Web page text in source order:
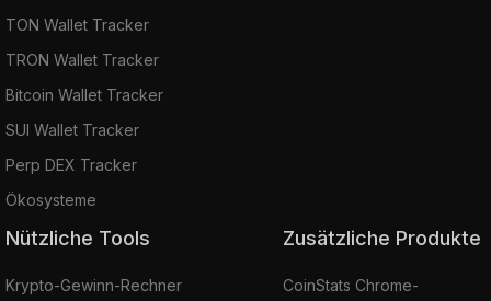
TON Wallet Tracker
TRON Wallet Tracker
Bitcoin Wallet Tracker
SUI Wallet Tracker
Perp DEX Tracker
Ökosysteme
Nützliche Tools
Krypto-Gewinn-Rechner
Zusätzliche Produkte
CoinStats Chrome-